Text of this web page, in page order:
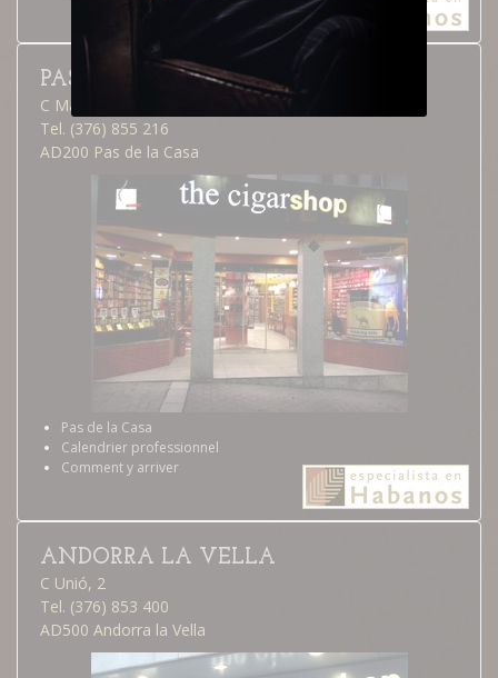
PAS DE LA CASA
C Major, 23
Tel. (376) 855 216
AD200 Pas de la Casa
Pas de la Casa
Calendrier professionnel
Comment y arriver
ANDORRA LA VELLA
C Unió, 2
Tel. (376) 853 400
AD500 Andorra la Vella